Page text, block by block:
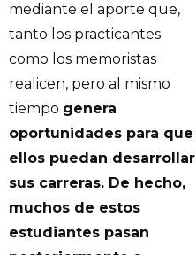
mediante el aporte que,
tanto los practicantes
como los memoristas
realicen, pero al mismo
tiempo genera
oportunidades para que
ellos puedan desarrollar
sus carreras. De hecho,
muchos de estos
estudiantes pasan